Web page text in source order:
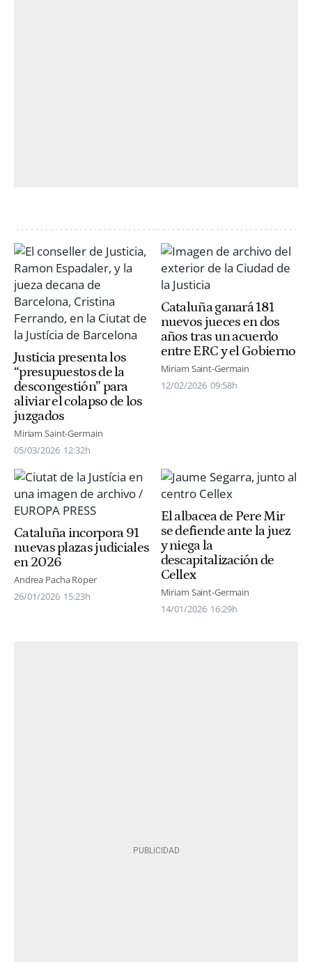
Justicia presenta los
“presupuestos de la
descongestión” para
aliviar el colapso de los
juzgados
Miriam Saint-Germain
05/03/2026 12:32h
Cataluña ganará 181
nuevos jueces en dos
años tras un acuerdo
entre ERC y el Gobierno
Miriam Saint-Germain
12/02/2026 09:58h
Cataluña incorpora 91
nuevas plazas judiciales
en 2026
Andrea Pacha Röper
26/01/2026 15:23h
El albacea de Pere Mir
se defiende ante la juez
y niega la
descapitalización de
Cellex
Miriam Saint-Germain
14/01/2026 16:29h